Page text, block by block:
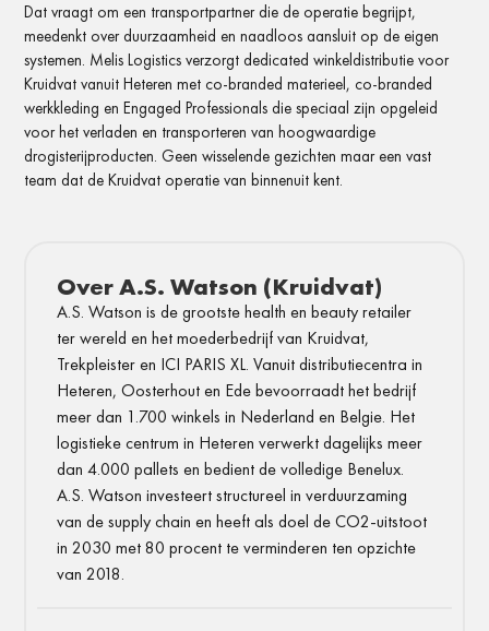
Dat vraagt om een transportpartner die de operatie begrijpt,
meedenkt over duurzaamheid en naadloos aansluit op de eigen
systemen. Melis Logistics verzorgt dedicated winkeldistributie voor
Kruidvat vanuit Heteren met co-branded materieel, co-branded
werkkleding en Engaged Professionals die speciaal zijn opgeleid
voor het verladen en transporteren van hoogwaardige
drogisterijproducten. Geen wisselende gezichten maar een vast
team dat de Kruidvat operatie van binnenuit kent.
Over A.S. Watson (Kruidvat)
A.S. Watson is de grootste health en beauty retailer
ter wereld en het moederbedrijf van Kruidvat,
Trekpleister en ICI PARIS XL. Vanuit distributiecentra in
Heteren, Oosterhout en Ede bevoorraadt het bedrijf
meer dan 1.700 winkels in Nederland en Belgie. Het
logistieke centrum in Heteren verwerkt dagelijks meer
dan 4.000 pallets en bedient de volledige Benelux.
A.S. Watson investeert structureel in verduurzaming
van de supply chain en heeft als doel de CO2-uitstoot
in 2030 met 80 procent te verminderen ten opzichte
van 2018.